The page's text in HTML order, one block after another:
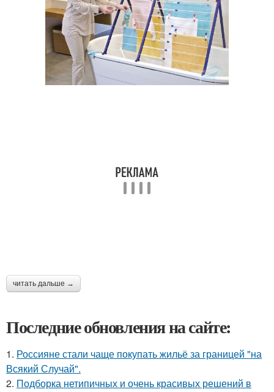
читать дальше →
Последние обновления на сайте:
1. Россияне стали чаще покупать жильё за границей "на
Всякий Случай".
2. Подборка нетипичных и очень красивых решений в